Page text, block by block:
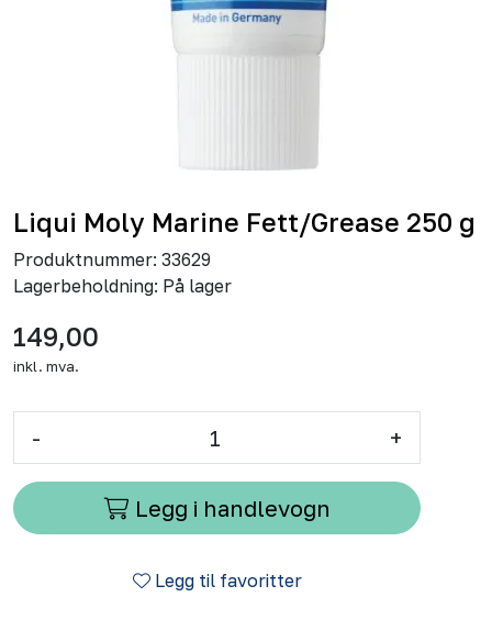
Liqui Moly Marine Fett/Grease 250 g
Produktnummer: 33629
Lagerbeholdning: På lager
149,00
inkl. mva.
- +
Legg i handlevogn
Legg til favoritter